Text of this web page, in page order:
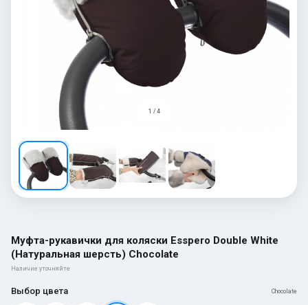
1 / 4
Муфта-рукавички для коляски Esspero Double White
(Натуральная шерсть) Chocolate
Наличие уточняйте
Выбор цвета Chocolate